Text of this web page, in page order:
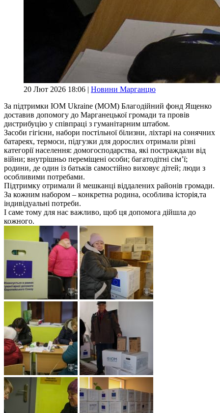
20 Лют 2026 18:06 | Новини Марганцю
За підтримки IOM Ukraine (МОМ) Благодійний фонд Ященко
доставив допомогу до Марганецької громади та провів
дистрибуцію у співпраці з гуманітарним штабом.
Засоби гігієни, набори постільної білизни, ліхтарі на сонячних
батареях, термоси, підгузки для дорослих отримали різні
категорії населення: домогосподарства, які постраждали від
війни; внутрішньо переміщені особи; багатодітні сім’ї;
родини, де один із батьків самостійно виховує дітей; люди з
особливими потребами.
Підтримку отримали й мешканці віддалених районів громади.
За кожним набором – конкретна родина, особлива історія,та
індивідуальні потреби.
І саме тому для нас важливо, щоб ця допомога дійшла до
кожного.